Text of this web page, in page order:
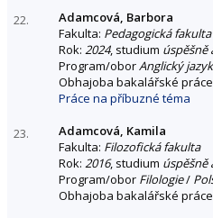
22.
Adamcová, Barbora
Fakulta: Pedagogická fakulta
Rok: 2024, studium úspěšně
Program/oborAnglický
Obhajoba bakalářské
Práce na příbuzné téma
23.
Adamcová, Kamila
Fakulta: Filozofická fakulta
Rok: 2016, studium úspěšně
Program/obor Filologie/
Obhajoba bakalářské